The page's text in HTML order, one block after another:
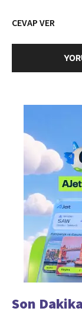
CEVAP VER
Son Dakika